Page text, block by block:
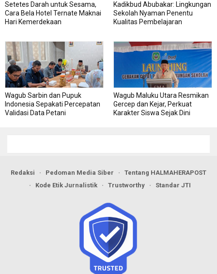
Setetes Darah untuk Sesama,
Cara Bela Hotel Ternate Maknai
Hari Kemerdekaan
Kadikbud Abubakar: Lingkungan
Sekolah Nyaman Penentu
Kualitas Pembelajaran
Wagub Sarbin dan Pupuk
Indonesia Sepakati Percepatan
Validasi Data Petani
Wagub Maluku Utara Resmikan
Gercep dan Kejar, Perkuat
Karakter Siswa Sejak Dini
Redaksi Pedoman Media Siber
Tentang HALMAHERAPOST
Kode Etik Jurnalistik
Trustworthy Standar JTI